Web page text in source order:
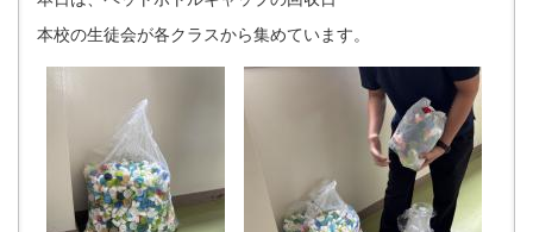
本校の生徒会が各クラスから集めています。